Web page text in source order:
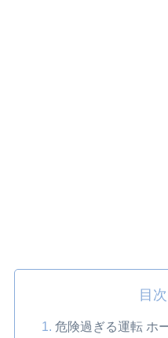
目次
危険過ぎる運転 ホ